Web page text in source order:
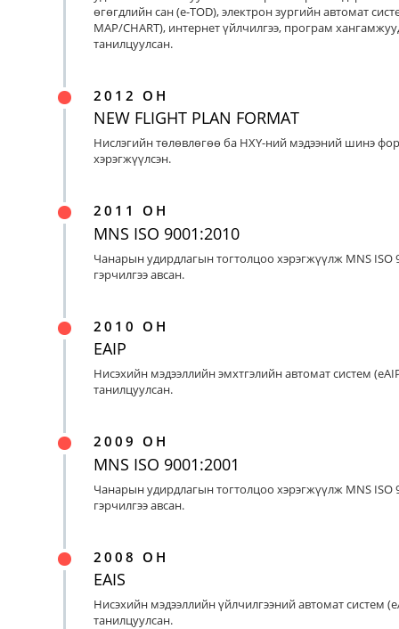
өгөгдлийн сан (e-TOD), электрон зургийн автомат
MAP/CHART), интернет үйлчилгээ, програм
танилцуулсан.
2012 ОН
NEW FLIGHT PLAN FORMAT
Нислэгийн төлөвлөгөө ба НХҮ-ний мэдээний шинэ
хэрэгжүүлсэн.
2011 ОН
MNS ISO 9001:2010
Чанарын удирдлагын тогтолцоо хэрэгжүүлж MNS ISO
гэрчилгээ авсан.
2010 ОН
EAIP
Нисэхийн мэдээллийн эмхтгэлийн автомат систем
танилцуулсан.
2009 ОН
MNS ISO 9001:2001
Чанарын удирдлагын тогтолцоо хэрэгжүүлж MNS ISO
гэрчилгээ авсан.
2008 ОН
EAIS
Нисэхийн мэдээллийн үйлчилгээний автомат систем
танилцуулсан.